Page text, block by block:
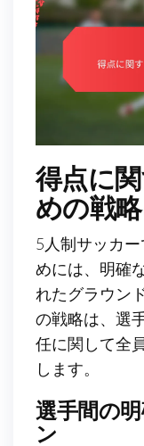
得点に
めの戦
5人制サッカ
めには、明確
れたグラウン
の戦略は、選
任に関して全
します。
選手間の
ン